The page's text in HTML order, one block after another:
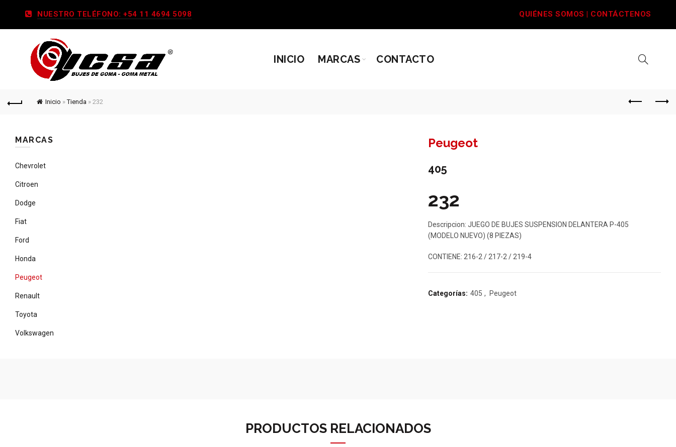
NUESTRO TELÉFONO: +54 11 4694 5098 QUIÉNES SOMOS | CONTÁCTENOS
INICIO MARCAS CONTACTO
Inicio »Tienda » 232
Peugeot
405
232
Descripcion: JUEGO DE BUJES SUSPENSION DELANTERA P-405
(MODELO NUEVO) (8 PIEZAS)
CONTIENE: 216-2 / 217-2 / 219-4
Categorías: 405 , Peugeot
MARCAS
Chevrolet
Citroen
Dodge
Fiat
Ford
Honda
Peugeot
Renault
Toyota
Volkswagen
PRODUCTOS RELACIONADOS